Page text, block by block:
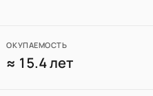
ОКУПАЕМОСТЬ
≈ 15.4 лет